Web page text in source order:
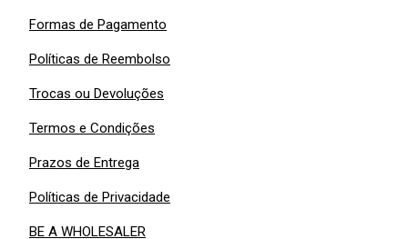
Formas de Pagamento
Políticas de Reembolso
Trocas ou Devoluções
Termos e Condições
Prazos de Entrega
Políticas de Privacidade
BE A WHOLESALER